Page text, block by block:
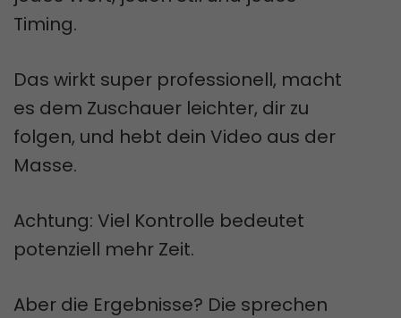
Timing.
Das wirkt super professionell, macht
es dem Zuschauer leichter, dir zu
folgen, und hebt dein Video aus der
Masse.
Achtung: Viel Kontrolle bedeutet
potenziell mehr Zeit.
Aber die Ergebnisse? Die sprechen